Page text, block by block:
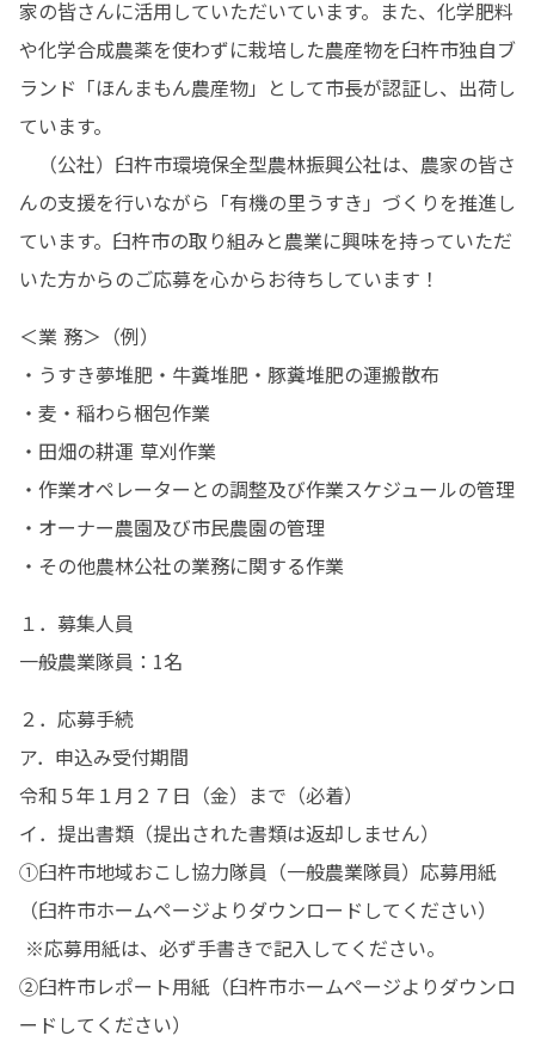
家の皆さんに活用していただいています。また、化学肥料
や化学合成農薬を使わずに栽培した農産物を臼杵市独自ブ
ランド「ほんまもん農産物」として市長が認証し、出荷し
ています。
（公社）臼杵市環境保全型農林振興公社は、農家の皆さ
んの支援を行いながら「有機の里うすき」づくりを推進し
ています。臼杵市の取り組みと農業に興味を持っていただ
いた方からのご応募を心からお待ちしています！
＜業 務＞（例）
・うすき夢堆肥・牛糞堆肥・豚糞堆肥の運搬散布
・麦・稲わら梱包作業
・田畑の耕運 草刈作業
・作業オペレーターとの調整及び作業スケジュールの管理
・オーナー農園及び市民農園の管理
・その他農林公社の業務に関する作業
１．募集人員
一般農業隊員：1名
２．応募手続
ア．申込み受付期間
令和５年１月２７日（金）まで（必着）
イ．提出書類（提出された書類は返却しません）
①臼杵市地域おこし協力隊員（一般農業隊員）応募用紙
（臼杵市ホームページよりダウンロードしてください）
②臼杵市レポート用紙（臼杵市ホームページよりダウンロ
ードしてください）